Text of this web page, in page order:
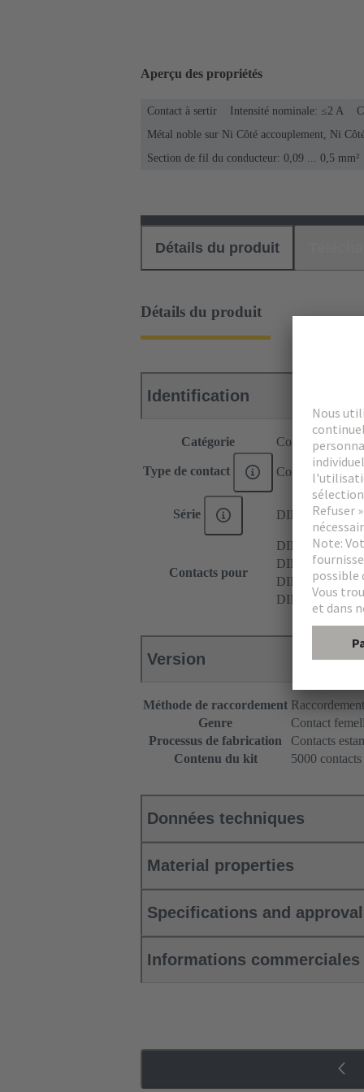
Aperçu des propriétés
Contact à sertir Intensité nominale: ≤2 A
Métal noble sur Ni Côté accouplement, Ni
Section de fil du conducteur: 0,09 ... 0,5 mm²
Détails du produit
Détails du produit
Identification
Catégorie Contacts
Type de contact Contact à sertir
Série DIN 41612
Contacts pour
DIN 41612
DIN 41612
DIN 41612
DIN 41612
Version
Méthode de raccordement
Genre
Contact
Processus de fabrication
Contacts
Contenu du kit
5000
Données techniques
Material properties
Specifications and
Informations commerciales